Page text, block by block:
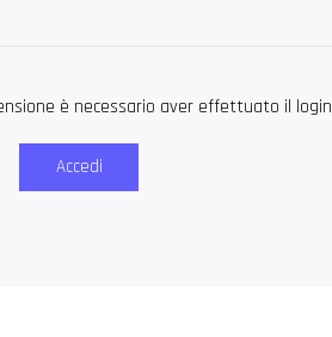
è necessario aver effettuato il login
Accedi